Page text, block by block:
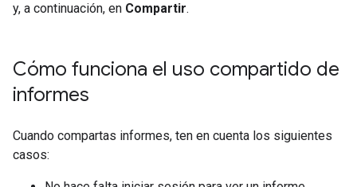
y, a continuación, en Compartir.
Cómo funciona el uso compartido de
informes
Cuando compartas informes, ten en cuenta los siguientes
casos: